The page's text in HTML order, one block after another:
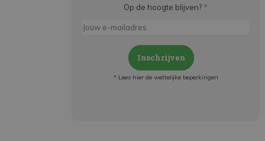
Op de hoogte blijven? *
Inschrijven
* Lees hier de wettelijke beperkingen